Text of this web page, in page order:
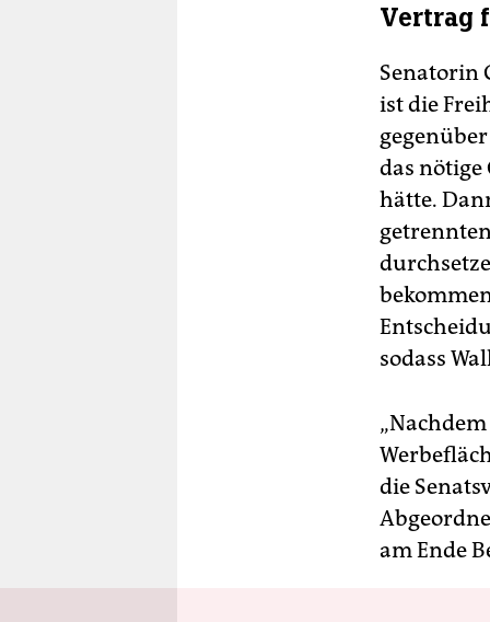
Vertrag
Senatorin
ist die
das nötige
hätte.
sodass
die
am Ende